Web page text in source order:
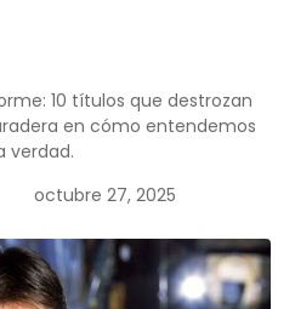
10 títulos que destrozan
en cómo entendemos
verdad.
octubre 27, 2025